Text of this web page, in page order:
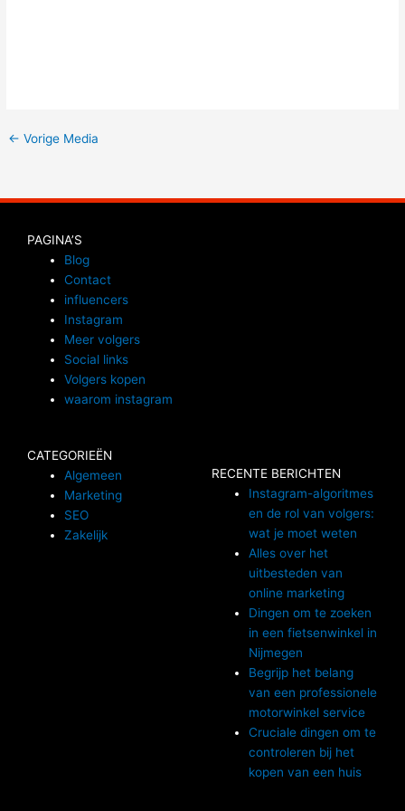
← Vorige Media
PAGINA’S
Blog
Contact
influencers
Instagram
Meer volgers
Social links
Volgers kopen
waarom instagram
CATEGORIEËN
Algemeen
Marketing
SEO
Zakelijk
RECENTE BERICHTEN
Instagram-algoritmes
en de rol van volgers:
wat je moet weten
Alles over het
uitbesteden van
online marketing
Dingen om te zoeken
in een fietsenwinkel in
Nijmegen
Begrijp het belang
van een professionele
motorwinkel service
Cruciale dingen om te
controleren bij het
kopen van een huis